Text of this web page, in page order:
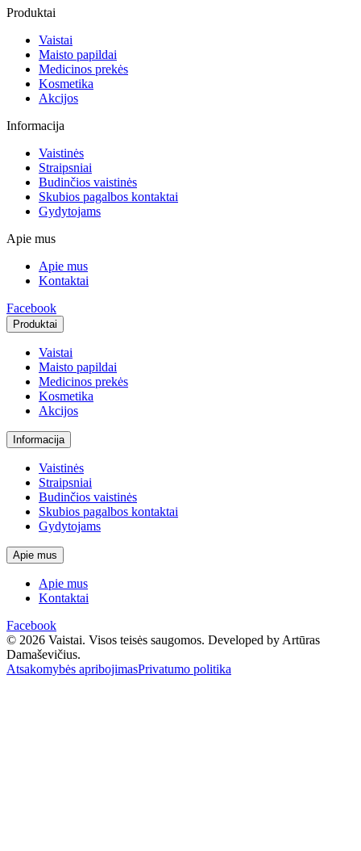
Produktai
Vaistai
Maisto papildai
Medicinos prekės
Kosmetika
Akcijos
Informacija
Vaistinės
Straipsniai
Budinčios vaistinės
Skubios pagalbos kontaktai
Gydytojams
Apie mus
Apie mus
Kontaktai
Facebook
Produktai
Vaistai
Maisto papildai
Medicinos prekės
Kosmetika
Akcijos
Informacija
Vaistinės
Straipsniai
Budinčios vaistinės
Skubios pagalbos kontaktai
Gydytojams
Apie mus
Apie mus
Kontaktai
Facebook
© 2026 Vaistai. Visos teisės saugomos. Developed by Artūras
Damaševičius.
Atsakomybės apribojimasPrivatumo politika